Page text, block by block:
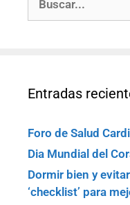
Entradas
Foro de Salud
Dia Mundial del
Dormir bien y
‘checklist’ para